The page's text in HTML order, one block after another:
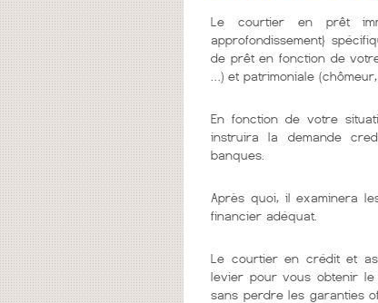
Le courtier en prêt
approfondissement}
de prêt en fonction de
…) et patrimoniale
En fonction de votre
instruira la demande
banques.
Après quoi, il examinera
financier adéquat.
Le courtier en crédit et
levier pour vous obtenir
sans perdre les garanties